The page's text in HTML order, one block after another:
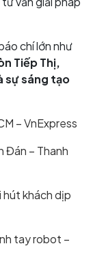
chí lớn như
Tiếp Thị,
sự sáng tạo
– VnExpress
Đán – Thanh
hút khách dịp
tay robot –